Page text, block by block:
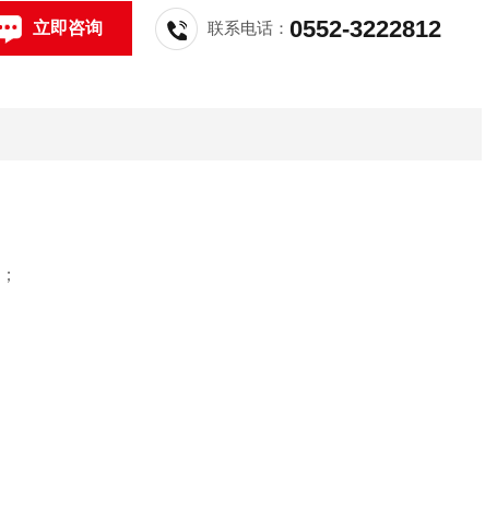
立即咨询 联系电话：0552-3222812
；